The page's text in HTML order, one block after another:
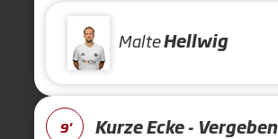
MalteHellwig
9' Kurze Ecke - Vergeben